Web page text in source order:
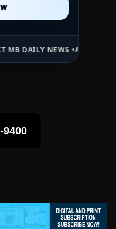
NEWS •ADVERTISE HERE •
9400